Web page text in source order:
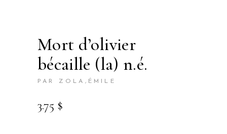
mort d’olivier
bécaille (la) n.é.
PAR ZOLA,ÉMILE
3.75 $